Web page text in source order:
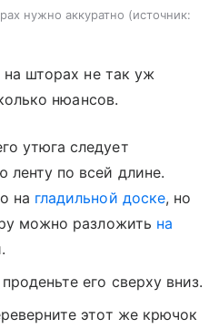
нужно аккуратно
источник:
шторах не так уж
нюансов.
утюга следует
ленту по всей длине.
на гладильной доске, но
можно разложить на
его сверху вниз.
этот же крючок